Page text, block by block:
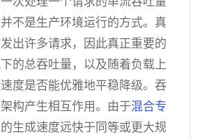
不是生产环境运行的方式。真
出许多请求，因此真正重要的
的总吞吐量，以及随着负载上
度是否能优雅地平稳降级。吞
构产生相互作用。由于混合专
生成速度远快于同等或更大规